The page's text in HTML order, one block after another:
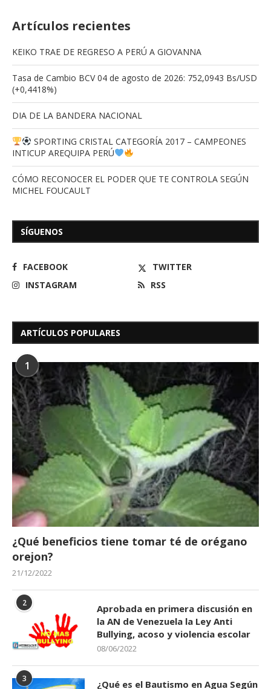
Artículos recientes
KEIKO TRAE DE REGRESO A PERÚ A GIOVANNA
Tasa de Cambio BCV 04 de agosto de 2026: 752,0943 Bs/USD
(+0,4418%)
DIA DE LA BANDERA NACIONAL
SPORTING CRISTAL CATEGORÍA 2017 – CAMPEONES
INTICUP AREQUIPA PERÚ
CÓMO RECONOCER EL PODER QUE TE CONTROLA SEGÚN
MICHEL FOUCAULT
SÍGUENOS
FACEBOOK
TWITTER
INSTAGRAM
RSS
ARTÍCULOS POPULARES
1
¿Qué beneficios tiene tomar té de orégano
orejon?
21/12/2022
2
Aprobada en primera discusión en
la AN de Venezuela la Ley Anti
Bullying, acoso y violencia escolar
08/06/2022
3 ¿Qué es el Bautismo en Agua Según